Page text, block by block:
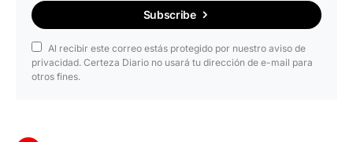
Subscribe
Al recibir este correo estás protegido por nuestro aviso de
privacidad. Certeza Diario no usará tu dirección de e-mail para
otros fines.